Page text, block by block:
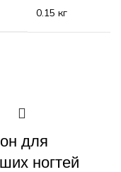
0.15 кг
для
ногтей